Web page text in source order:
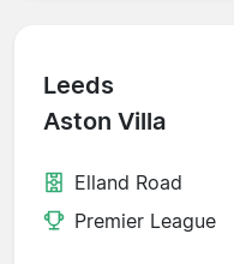
Leeds
Aston Villa
Elland Road
Premier League